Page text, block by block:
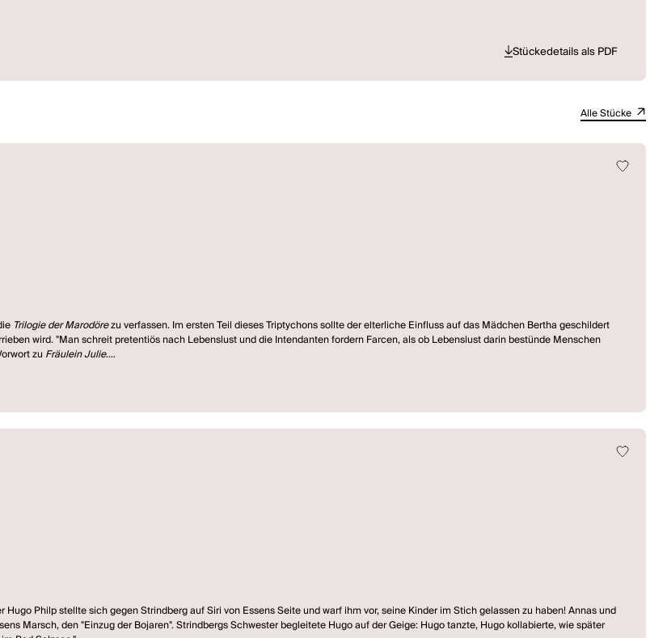
Stückedetails als PDF
Alle Stücke
Trilogie der Marodörezu verfassen. Im ersten Teil dieses Triptychons sollte der elterliche Einfluss auf das Mädchen Bertha geschildert
wird. "Man schreit pretentiös nach Lebenslust und die Intendanten fordern Farcen, als ob Lebenslust darin bestünde Menschen
zu Fräulein Julie.
Passion... Nur vor der Frau ist er unmännlich, und auch nur deshalb, weil sie ihn so sieht, und die Gesetze der Anpassung zwingen
alles, bloß um den Beischlaf zu ergattern."
von Strindberg besorgten, vom Original leicht abweichenden französischen Übertragung. Strindbergs Anweisung an Mathilde Prager in
wurde nicht berücksichtigt. Wohl aber der Rat, "den Regisseuren die Freiheit zu bieten zu streichen". (Hansjörg Betschart)
Philp stellte sich gegen Strindberg auf Siri von Essens Seite und warf ihm vor, seine Kinder im Stich gelassen zu haben! Annas und
Marsch, den "Einzug der Bojaren". Strindbergs Schwester begleitete Hugo auf der Geige: Hugo tanzte, Hugo kollabierte, wie später